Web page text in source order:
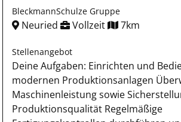
BleckmannSchulze Gruppe
Neuried Vollzeit 7km
Stellenangebot
Deine Aufgaben: Einrichten und
modernen Produktionsanlagen
Maschinenleistung sowie
Produktionsqualität Regelmäßige